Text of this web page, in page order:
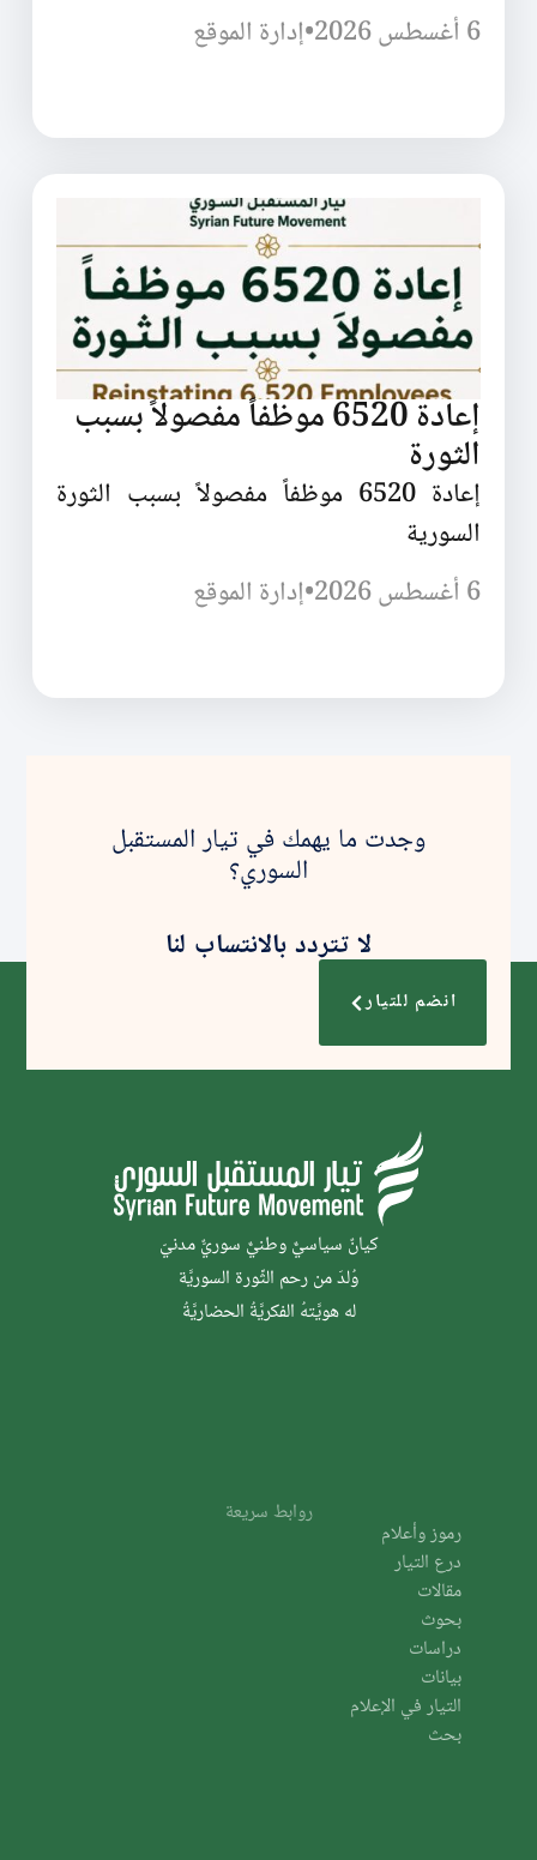
6 أغسطس 2026
•إدارة الموقع
إعادة 6520 موظفاً مفصولاً بسبب
الثورة
إعادة 6520 موظفاً مفصولاً بسبب الثورة
السورية
6 أغسطس 2026
•إدارة الموقع
وجدت ما يهمك في تيار المستقبل
السوري؟
لا تتردد بالانتساب لنا
انضم للتيار
كيانٌ سياسيٌّ وطنيٌّ سوريٌّ مدنيّ
وُلدَ من رحم الثَّورة السوريَّة
له هويَّتهُ الفكريَّةُ الحضاريَّةُ
روابط سريعة
رموز وأعلام
درع التيار
مقالات
بحوث
دراسات
بيانات
التيار في الإعلام
بحث